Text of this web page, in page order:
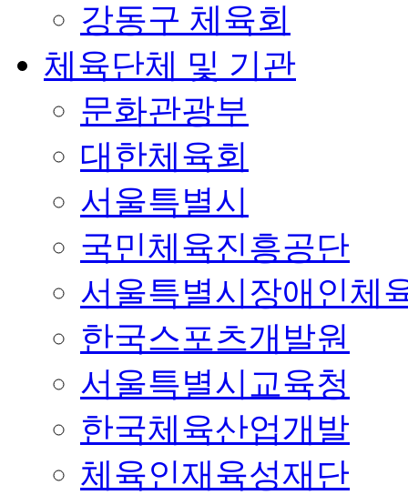
강동구 체육회
체육단체 및 기관
문화관광부
대한체육회
서울특별시
국민체육진흥공단
서울특별시장애인체
한국스포츠개발원
서울특별시교육청
한국체육산업개발
체육인재육성재단